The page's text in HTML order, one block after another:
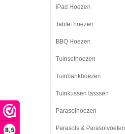
8,5
iPad Hoezen
Tablet hoezen
BBQ Hoezen
Tuinsethoezen
Tuinbankhoezen
Tuinkussen tasssen
Parasolhoezen
Parasols & Parasolvoeten